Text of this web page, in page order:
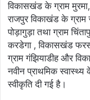
विकासखंड के ग्राम
राजपुर विकाखंड के ग्राम
पोड़ागुड़ा तथा ग्राम
करडेगा , विकासखंड
ग्राम गंझियाडीह और
नवीन प्राथमिक
स्वीकृति दी गई है।